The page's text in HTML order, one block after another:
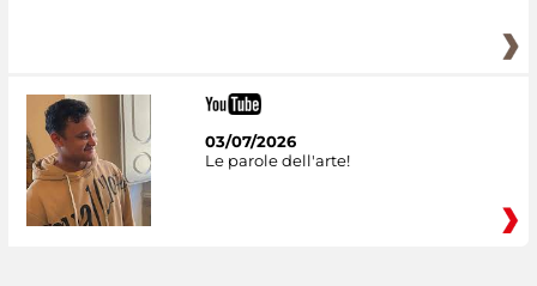
03/07/2026
Le parole dell'arte!